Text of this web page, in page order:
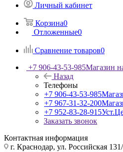
Личный кабинет
Корзина0
Отложенные0
Сравнение товаров0
+7 906-43-53-985Магазин
Назад
Телефоны
+7 906-43-53-985
+7 967-31-32-200
+7 952-83-28-915
Заказать звонок
Контактная информация
г. Краснодар, ул. Российская